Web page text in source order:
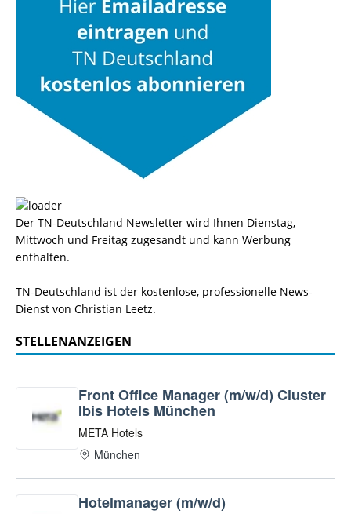
Der TN-Deutschland Newsletter wird Ihnen Dienstag,
Mittwoch und Freitag zugesandt und kann Werbung
enthalten.
TN-Deutschland ist der kostenlose, professionelle News-
Dienst von Christian Leetz.
STELLENANZEIGEN